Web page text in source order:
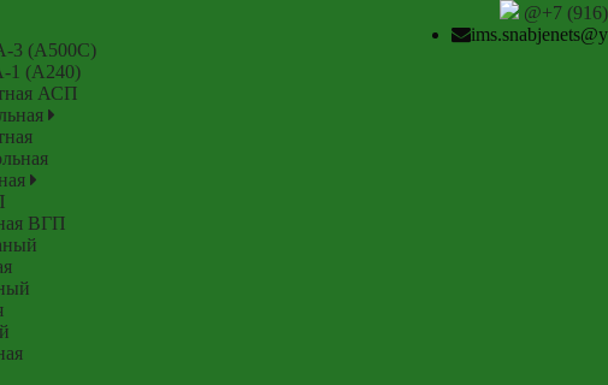
@+7
3 (А500С)
1 (А240)
АСП
ВГП